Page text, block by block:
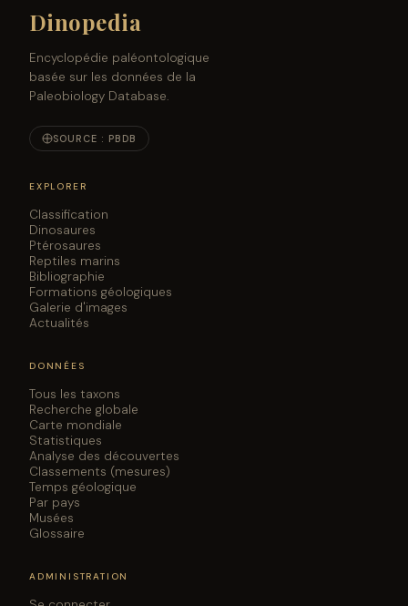
Dinopedia
Encyclopédie paléontologique
basée sur les données de la
Paleobiology Database.
SOURCE : PBDB
EXPLORER
Classification
Dinosaures
Ptérosaures
Reptiles marins
Bibliographie
Formations géologiques
Galerie d'images
Actualités
DONNÉES
Tous les taxons
Recherche globale
Carte mondiale
Statistiques
Analyse des découvertes
Classements (mesures)
Temps géologique
Par pays
Musées
Glossaire
ADMINISTRATION